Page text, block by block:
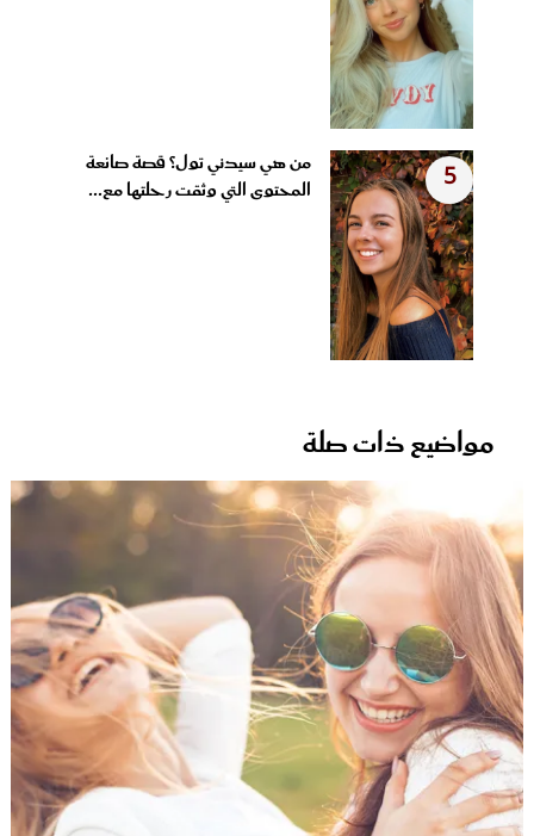
5
من هي سيدني تول؟ قصة صانعة
المحتوى التي وثقت رحلتها مع...
مواضيع ذات صلة